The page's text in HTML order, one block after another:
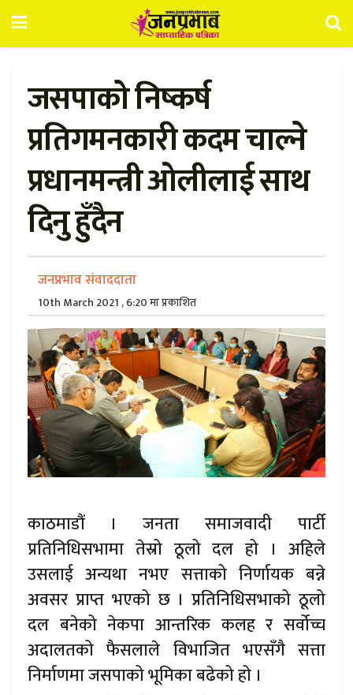
जसपाको निष्कर्ष
प्रतिगमनकारी कदम चाल्ने
प्रधानमन्त्री ओलीलाई साथ
दिनु हुँदैन
जनप्रभाव संवाददाता
10th March 2021 , 6:20 मा प्रकाशित
काठमाडौं । जनता समाजवादी पार्टी
प्रतिनिधिसभामा तेस्रो ठूलो दल हो । अहिले
उसलाई अन्यथा नभए सत्ताको निर्णायक बन्ने
अवसर प्राप्त भएको छ । प्रतिनिधिसभाको ठूलो
दल बनेको नेकपा आन्तरिक कलह र सर्वोच्च
अदालतको फैसलाले विभाजित भएसँगै सत्ता
निर्माणमा जसपाको भूमिका बढेको हो ।